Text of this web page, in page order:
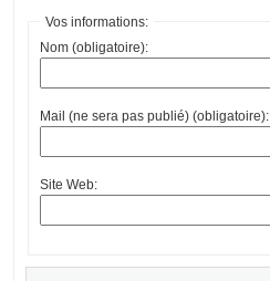
Vos informations:
Nom (obligatoire):
Mail (ne sera pas publié) (obligatoire):
Site Web: